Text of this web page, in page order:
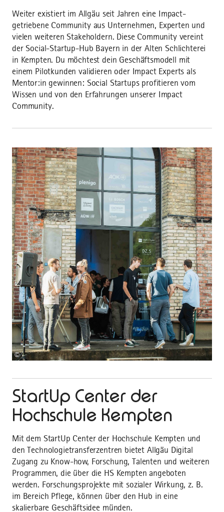
Weiter existiert im Allgäu seit Jahren eine Impact-
getriebene Community aus Unternehmen, Experten und
vielen weiteren Stakeholdern. Diese Community vereint
der Social-Startup-Hub Bayern in der Alten Schlichterei
in Kempten. Du möchtest dein Geschäftsmodell mit
einem Pilotkunden validieren oder Impact Experts als
Mentor:in gewinnen: Social Startups profitieren vom
Wissen und von den Erfahrungen unserer Impact
Community.
©
StartUp Center der
Hochschule Kempten
Mit dem StartUp Center der Hochschule Kempten und
den Technologietransferzentren bietet Allgäu Digital
Zugang zu Know-how, Forschung, Talenten und weiteren
Programmen, die über die HS Kempten angeboten
werden. Forschungsprojekte mit sozialer Wirkung, z. B.
im Bereich Pflege, können über den Hub in eine
skalierbare Geschäftsidee münden.